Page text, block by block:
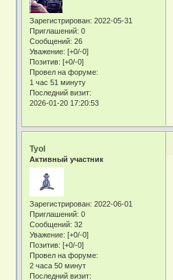
Зарегистрирован: 2022-05-31
Приглашений: 0
Сообщений: 26
Уважение: [+0/-0]
Позитив: [+0/-0]
Провел на форуме:
1 час 51 минуту
Последний визит:
2026-01-20 17:20:53
Tyol
Активный участник
Зарегистрирован: 2022-06-01
Приглашений: 0
Сообщений: 32
Уважение: [+0/-0]
Позитив: [+0/-0]
Провел на форуме:
2 часа 50 минут
Последний визит: